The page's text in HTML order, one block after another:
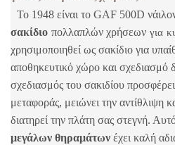
Το 1948 είναι το GAF 500D
σακίδιο πολλαπλών χρήσεων για
χρησιμοποιηθεί ως σακίδιο για
αποθηκευτικό χώρο και σχεδιασμό
σχεδιασμός του σακιδίου
μεταφοράς, μειώνει την αντίθλιψη
διατηρεί την πλάτη σας στεγνή.
μεγάλων θηραμάτων έχει καλή